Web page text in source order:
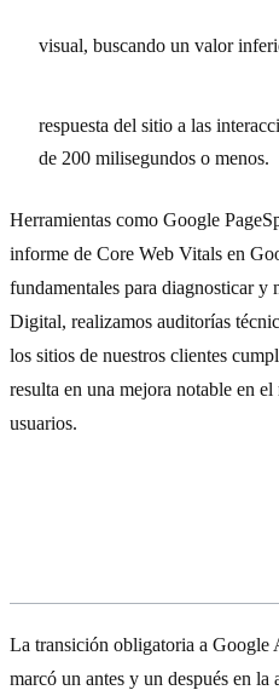
visual, buscando un valor
respuesta del sitio a las
de 200 milisegundos o menos.
Herramientas como Google
informe de Core Web Vitals en
fundamentales para diagnosticar y
Digital, realizamos auditorías
los sitios de nuestros clientes
resulta en una mejora notable en
usuarios.
La transición obligatoria a
marcó un antes y un después en